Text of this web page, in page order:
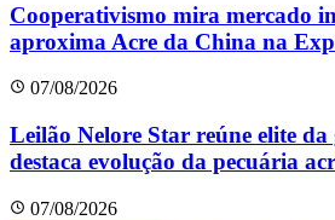
Cooperativismo mira mercado
aproxima Acre da China na
07/08/2026
Leilão Nelore Star reúne elite da
destaca evolução da pecuária
07/08/2026